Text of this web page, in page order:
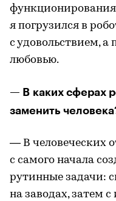
я погрузился в
с удовольствием, а
любовью.
— В каких сферах
заменить
— В человеческих
с самого начала
рутинные задачи:
на заводах, затем